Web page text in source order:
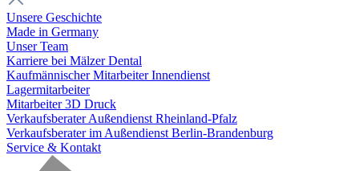
Unsere Geschichte
Made in Germany
Unser Team
Karriere bei Mälzer Dental
Kaufmännischer Mitarbeiter Innendienst
Lagermitarbeiter
Mitarbeiter 3D Druck
Verkaufsberater Außendienst Rheinland-Pfalz
Verkaufsberater im Außendienst Berlin-Brandenburg
Service & Kontakt